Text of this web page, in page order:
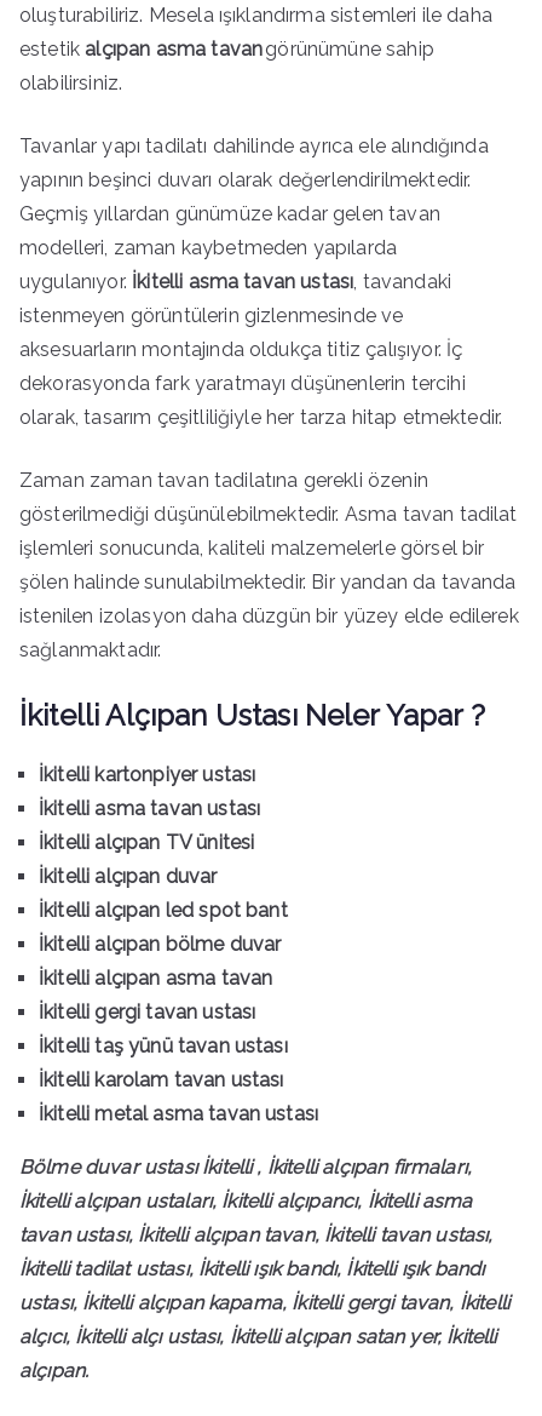
oluşturabiliriz. Mesela ışıklandırma sistemleri ile daha
estetik alçıpan asma tavangörünümüne sahip
olabilirsiniz.
Tavanlar yapı tadilatı dahilinde ayrıca ele alındığında
yapının beşinci duvarı olarak değerlendirilmektedir.
Geçmiş yıllardan günümüze kadar gelen tavan
modelleri, zaman kaybetmeden yapılarda
uygulanıyor. İkitelli asma tavan ustası, tavandaki
istenmeyen görüntülerin gizlenmesinde ve
aksesuarların montajında oldukça titiz çalışıyor. İç
dekorasyonda fark yaratmayı düşünenlerin tercihi
olarak, tasarım çeşitliliğiyle her tarza hitap etmektedir.
Zaman zaman tavan tadilatına gerekli özenin
gösterilmediği düşünülebilmektedir. Asma tavan tadilat
işlemleri sonucunda, kaliteli malzemelerle görsel bir
şölen halinde sunulabilmektedir. Bir yandan da tavanda
istenilen izolasyon daha düzgün bir yüzey elde edilerek
sağlanmaktadır.
İkitelli Alçıpan Ustası Neler Yapar ?
İkitelli kartonpiyer ustası
İkitelli asma tavan ustası
İkitelli alçıpan TV ünitesi
İkitelli alçıpan duvar
İkitelli alçıpan led spot bant
İkitelli alçıpan bölme duvar
İkitelli alçıpan asma tavan
İkitelli gergi tavan ustası
İkitelli taş yünü tavan ustası
İkitelli karolam tavan ustası
İkitelli metal asma tavan ustası
Bölme duvar ustası İkitelli , İkitelli alçıpan firmaları,
İkitelli alçıpan ustaları, İkitelli alçıpancı, İkitelli asma
tavan ustası, İkitelli alçıpan tavan, İkitelli tavan ustası,
İkitelli tadilat ustası, İkitelli ışık bandı, İkitelli ışık bandı
ustası, İkitelli alçıpan kapama, İkitelli gergi tavan, İkitelli
alçıcı, İkitelli alçı ustası, İkitelli alçıpan satan yer, İkitelli
alçıpan.